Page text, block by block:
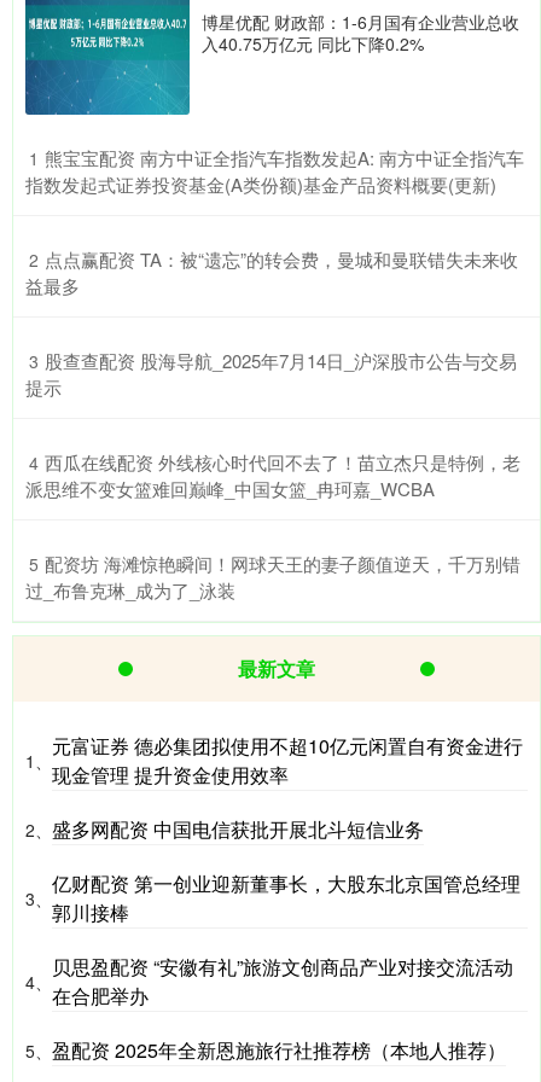
博星优配 财政部：1-6月国有企业营业总收
入40.75万亿元 同比下降0.2%
1 ​熊宝宝配资 南方中证全指汽车指数发起A: 南方中证全指汽车
指数发起式证券投资基金(A类份额)基金产品资料概要(更新)
2 ​点点赢配资 TA：被“遗忘”的转会费，曼城和曼联错失未来收
益最多
3 ​股查查配资 股海导航_2025年7月14日_沪深股市公告与交易
提示
4 ​西瓜在线配资 外线核心时代回不去了！苗立杰只是特例，老
派思维不变女篮难回巅峰_中国女篮_冉珂嘉_WCBA
5 ​配资坊 海滩惊艳瞬间！网球天王的妻子颜值逆天，千万别错
过_布鲁克琳_成为了_泳装
最新文章
1、
元富证券 德必集团拟使用不超10亿元闲置自有资金进行
现金管理 提升资金使用效率
2、 盛多网配资 中国电信获批开展北斗短信业务
3、
亿财配资 第一创业迎新董事长，大股东北京国管总经理
郭川接棒
4、
贝思盈配资 “安徽有礼”旅游文创商品产业对接交流活动
在合肥举办
5、 盈配资 2025年全新恩施旅行社推荐榜（本地人推荐）